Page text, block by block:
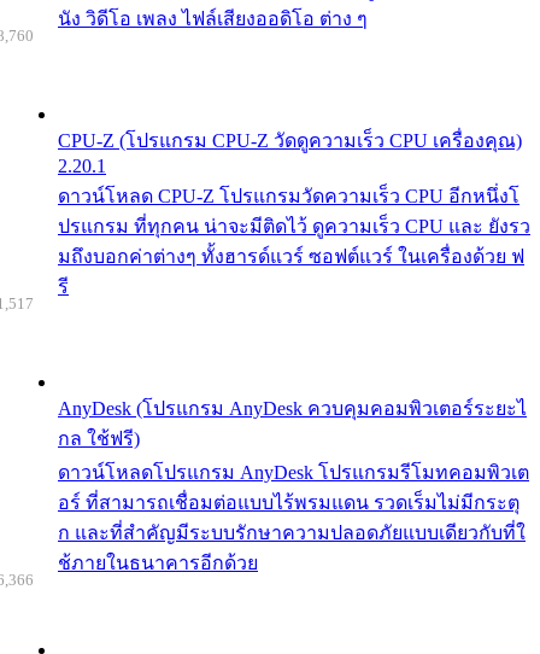
นัง วิดีโอ เพลง ไฟล์เสียงออดิโอ ต่าง ๆ
CPU-Z (โปรแกรม CPU-Z วัดดูความเร็ว CPU เครื่องคุณ)
2.20.1
ดาวน์โหลด CPU-Z โปรแกรมวัดความเร็ว CPU อีกหนึ่งโ
ปรแกรม ที่ทุกคน น่าจะมีติดไว้ ดูความเร็ว CPU และ ยังรว
มถึงบอกค่าต่างๆ ทั้งฮารด์แวร์ ซอฟต์แวร์ ในเครื่องด้วย ฟ
รี
AnyDesk (โปรแกรม AnyDesk ควบคุมคอมพิวเตอร์ระยะไ
กล ใช้ฟรี)
ดาวน์โหลดโปรแกรม AnyDesk โปรแกรมรีโมทคอมพิวเต
อร์ ที่สามารถเชื่อมต่อแบบไร้พรมแดน รวดเร็มไม่มีกระตุ
ก และที่สำคัญมีระบบรักษาความปลอดภัยแบบเดียวกับที่ใ
ช้ภายในธนาคารอีกด้วย